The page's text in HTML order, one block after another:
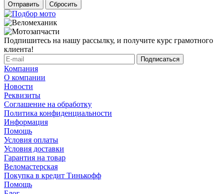
Сбросить
Подпишитесь на нашу рассылку, и получите курс грамотного
клиента!
Компания
О компании
Новости
Реквизиты
Соглашение на обработку
Политика конфиденциальности
Информация
Помощь
Условия оплаты
Условия доставки
Гарантия на товар
Веломастерская
Покупка в кредит Тинькофф
Помощь